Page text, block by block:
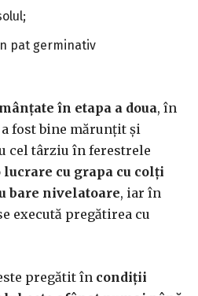
pat germinativ
în etapa a doua, în
fost bine mărunţit şi
cel târziu în ferestrele
lucrare cu grapa cu colţi
bare nivelatoare, iar în
execută pregătirea cu
pregătit în condiţii